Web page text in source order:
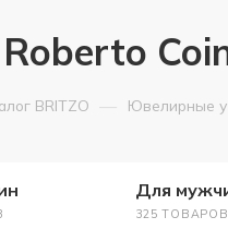
BRITZO — Ювелирные
Для
325 ТОВАРОВ